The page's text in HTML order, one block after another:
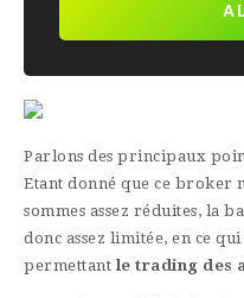
Parlons des principaux
Etant donné que ce broker
sommes assez réduites, la
donc assez limitée, en ce
permettant le trading des